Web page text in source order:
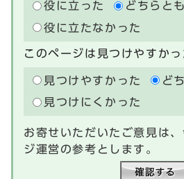
役に立った
どちらと
役に立たなかった
このページは見つけやすかっ
見つけやすかった
ど
見つけにくかった
お寄せいただいたご意見は
ジ運営の参考とします。